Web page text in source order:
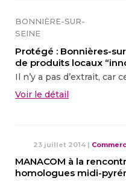
BONNIÈRE-SUR-
SEINE
Protégé : Bonnières-
de produits locaux
Il n’y a pas d’extrait,
Voir le détail
23 juillet 2014 |
MANACOM à la
homologues midi-